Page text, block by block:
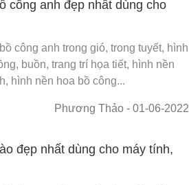
công anh đẹp nhất dùng cho
công anh trong gió, trong tuyết, hình
buồn, trang trí họa tiết, hình nền
hình nền hoa bồ công...
Phương Thảo - 01-06-2022
đẹp nhất dùng cho máy tính,